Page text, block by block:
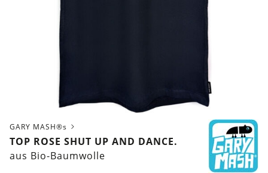
GARY MASH®s
TOP ROSE SHUT UP AND DANCE.
aus Bio-Baumwolle